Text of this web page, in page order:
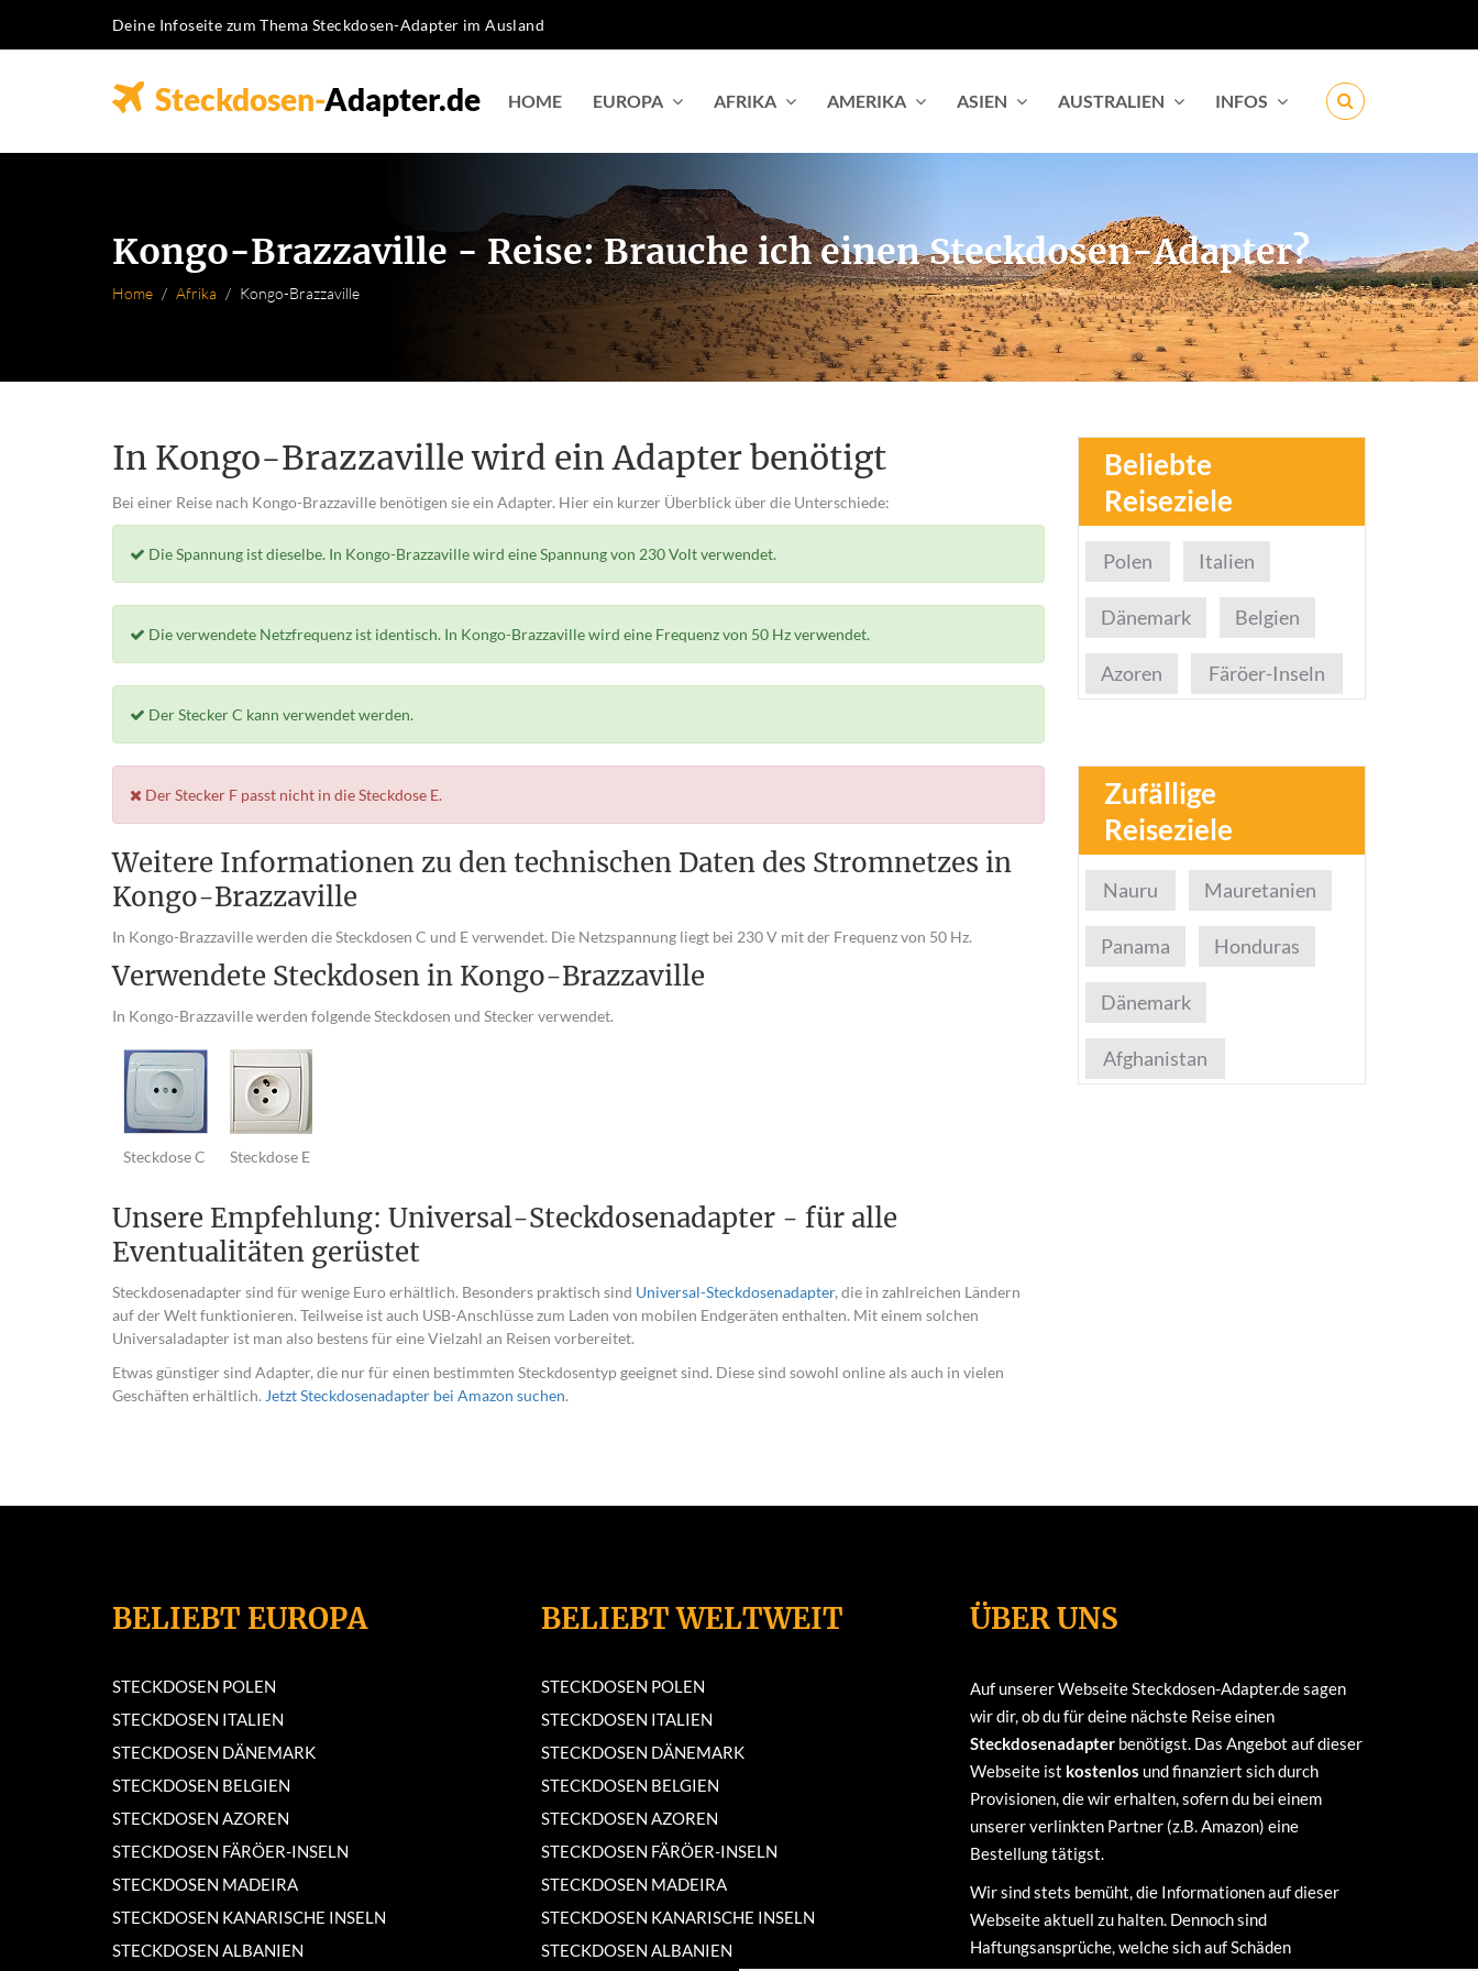
Deine Infoseite zum Thema Steckdosen-Adapter im Ausland
Steckdosen-Adapter.de HOME EUROPA AFRIKA AMERIKA ASIEN AUSTRALIEN INFOS
Kongo-Brazzaville - Reise: Brauche ich einen Steckdosen-Adapter?
Home Afrika Kongo-Brazzaville
In Kongo-Brazzaville wird ein Adapter benötigt
Bei einer Reise nach Kongo-Brazzaville benötigen sie ein Adapter. Hier ein kurzer Überblick über die Unterschiede:
Die Spannung ist dieselbe. In Kongo-Brazzaville wird eine Spannung von 230 Volt verwendet.
Die verwendete Netzfrequenz ist identisch. In Kongo-Brazzaville wird eine Frequenz von 50 Hz verwendet.
Der Stecker C kann verwendet werden.
Der Stecker F passt nicht in die Steckdose E.
Weitere Informationen zu den technischen Daten des Stromnetzes in
Kongo-Brazzaville
In Kongo-Brazzaville werden die Steckdosen C und E verwendet. Die Netzspannung liegt bei 230 V mit der Frequenz von 50 Hz.
Verwendete Steckdosen in Kongo-Brazzaville
In Kongo-Brazzaville werden folgende Steckdosen und Stecker verwendet.
Steckdose C Steckdose E
Unsere Empfehlung: Universal-Steckdosenadapter - für alle
Eventualitäten gerüstet
Steckdosenadapter sind für wenige Euro erhältlich. Besonders praktisch sind Universal-Steckdosenadapter, die in zahlreichen Ländern
auf der Welt funktionieren. Teilweise ist auch USB-Anschlüsse zum Laden von mobilen Endgeräten enthalten. Mit einem solchen
Universaladapter ist man also bestens für eine Vielzahl an Reisen vorbereitet.
Etwas günstiger sind Adapter, die nur für einen bestimmten Steckdosentyp geeignet sind. Diese sind sowohl online als auch in vielen
Geschäften erhältlich. Jetzt Steckdosenadapter bei Amazon suchen.
Beliebte
Reiseziele
Polen Italien
Dänemark Belgien
Azoren Färöer-Inseln
Zufällige
Reiseziele
Nauru Mauretanien
Panama Honduras
Dänemark
Afghanistan
BELIEBT EUROPA
STECKDOSEN POLEN
STECKDOSEN ITALIEN
STECKDOSEN DÄNEMARK
STECKDOSEN BELGIEN
STECKDOSEN AZOREN
STECKDOSEN FÄRÖER-INSELN
STECKDOSEN MADEIRA
STECKDOSEN KANARISCHE INSELN
STECKDOSEN ALBANIEN
BELIEBT WELTWEIT
STECKDOSEN POLEN
STECKDOSEN ITALIEN
STECKDOSEN DÄNEMARK
STECKDOSEN BELGIEN
STECKDOSEN AZOREN
STECKDOSEN FÄRÖER-INSELN
STECKDOSEN MADEIRA
STECKDOSEN KANARISCHE INSELN
STECKDOSEN ALBANIEN
ÜBER UNS
Auf unserer Webseite Steckdosen-Adapter.de sagen
wir dir, ob du für deine nächste Reise einen
Steckdosenadapter benötigst. Das Angebot auf dieser
Webseite ist kostenlos und finanziert sich durch
Provisionen, die wir erhalten, sofern du bei einem
unserer verlinkten Partner (z.B. Amazon) eine
Bestellung tätigst.
Wir sind stets bemüht, die Informationen auf dieser
Webseite aktuell zu halten. Dennoch sind
Haftungsansprüche, welche sich auf Schäden